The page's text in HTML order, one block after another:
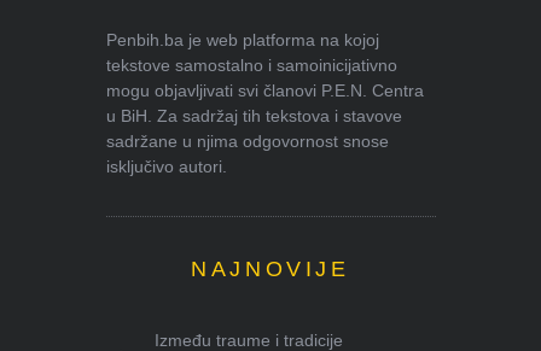
Penbih.ba je web platforma na kojoj
tekstove samostalno i samoinicijativno
mogu objavljivati svi članovi P.E.N. Centra
u BiH. Za sadržaj tih tekstova i stavove
sadržane u njima odgovornost snose
isključivo autori.
NAJNOVIJE
Između traume i tradicije